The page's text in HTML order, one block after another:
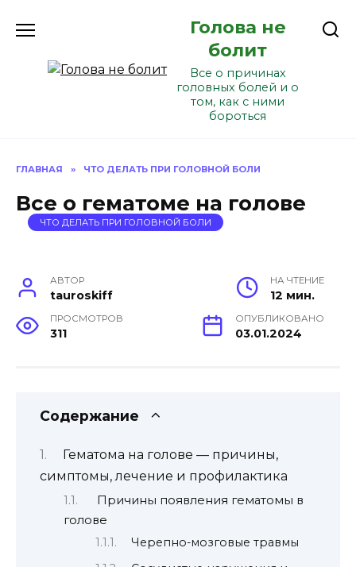
Голова не
болит
Все о причинах
головных болей и о
том, как с ними
бороться
ГЛАВНАЯ » ЧТО ДЕЛАТЬ ПРИ ГОЛОВНОЙ БОЛИ
Все о гематоме на голове
ЧТО ДЕЛАТЬ ПРИ ГОЛОВНОЙ БОЛИ
АВТОР
tauroskiff
НА ЧТЕНИЕ
12 мин.
ПРОСМОТРОВ
311
ОПУБЛИКОВАНО
03.01.2024
Содержание
Гематома на голове — причины,
симптомы, лечение и профилактика
Причины появления гематомы в
голове
Черепно-мозговые травмы